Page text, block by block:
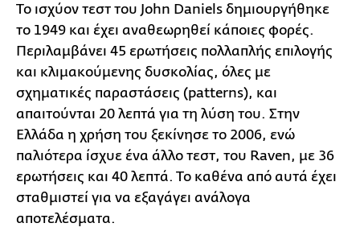
Το ισχύον τεστ του John Daniels δημιουργήθηκε
το 1949 και έχει αναθεωρηθεί κάποιες φορές.
Περιλαμβάνει 45 ερωτήσεις πολλαπλής επιλογής
και κλιμακούμενης δυσκολίας, όλες με
σχηματικές παραστάσεις (patterns), και
απαιτούνται 20 λεπτά για τη λύση του. Στην
Ελλάδα η χρήση του ξεκίνησε το 2006, ενώ
παλιότερα ίσχυε ένα άλλο τεστ, του Raven, με 36
ερωτήσεις και 40 λεπτά. Το καθένα από αυτά έχει
σταθμιστεί για να εξαγάγει ανάλογα
αποτελέσματα.